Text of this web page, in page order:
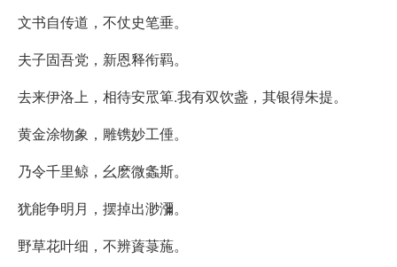
文书自传道，不仗史笔垂。
夫子固吾党，新恩释衔羁。
去来伊洛上，相待安罛箄.我有双饮盏，其银得朱提。
黄金涂物象，雕镌妙工倕。
乃令千里鲸，幺麽微螽斯。
犹能争明月，摆掉出渺瀰。
野草花叶细，不辨薋菉葹。